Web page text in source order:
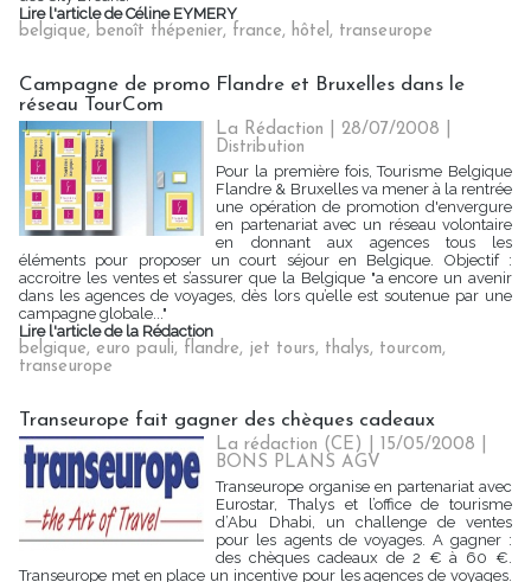
Lire l'article de Céline EYMERY
belgique, benoît thépenier, france, hôtel, transeurope
Campagne de promo Flandre et Bruxelles dans le
réseau TourCom
La Rédaction | 28/07/2008
Distribution
Pour la première fois, Tourisme Belgique
Flandre & Bruxelles va mener à la rentrée
une opération de promotion d'envergure
en partenariat avec un réseau volontaire
en donnant aux agences tous les
éléments pour proposer un court séjour en Belgique. Objectif :
accroitre les ventes et s’assurer que la Belgique "a encore un avenir
dans les agences de voyages, dès lors qu’elle est soutenue par une
campagne globale..."
Lire l'article de la Rédaction
belgique, euro pauli, flandre, jet tours, thalys, tourcom,
transeurope
Transeurope fait gagner des chèques cadeaux
La rédaction (CE) | 15/05/2008
BONS PLANS AGV
Transeurope organise en partenariat avec
Eurostar, Thalys et l’office de tourisme
d’Abu Dhabi, un challenge de ventes
pour les agents de voyages. A gagner :
des chèques cadeaux de 2 € à 60 €.
Transeurope met en place un incentive pour les agences de voyages.